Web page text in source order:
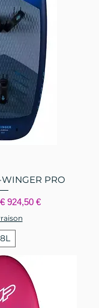
PRO
Prix promotionnel
924,50 €